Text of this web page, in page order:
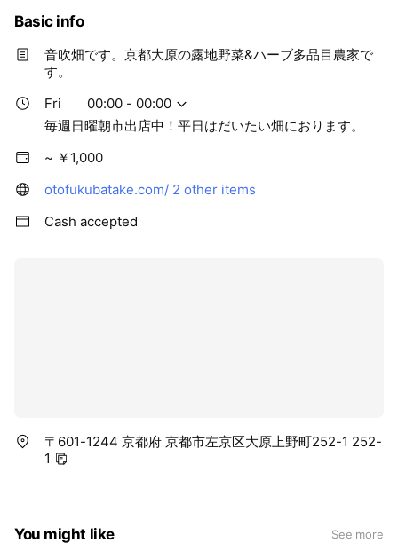
Basic info
音吹畑です。京都大原の露地野菜&ハーブ多品目農家で
す。
Fri
00:00 - 00:00
毎週日曜朝市出店中！平日はだいたい畑におります。
~ ￥1,000
otofukubatake.com/ 2 other items
Cash accepted
〒601-1244 京都府 京都市左京区大原上野町252-1 252-
1
You might like See more